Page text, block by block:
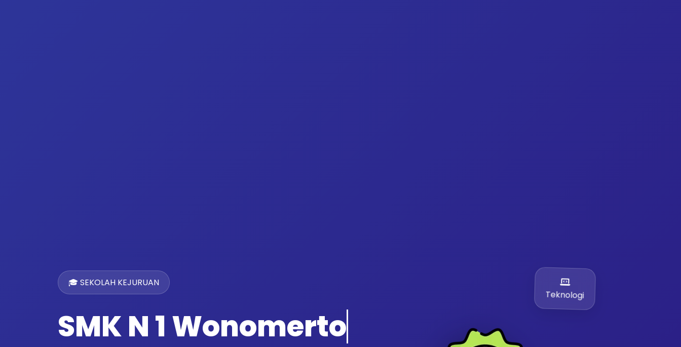
🎓 SEKOLAH KEJURUAN
SMK N 1 Wonomerto
Teknologi